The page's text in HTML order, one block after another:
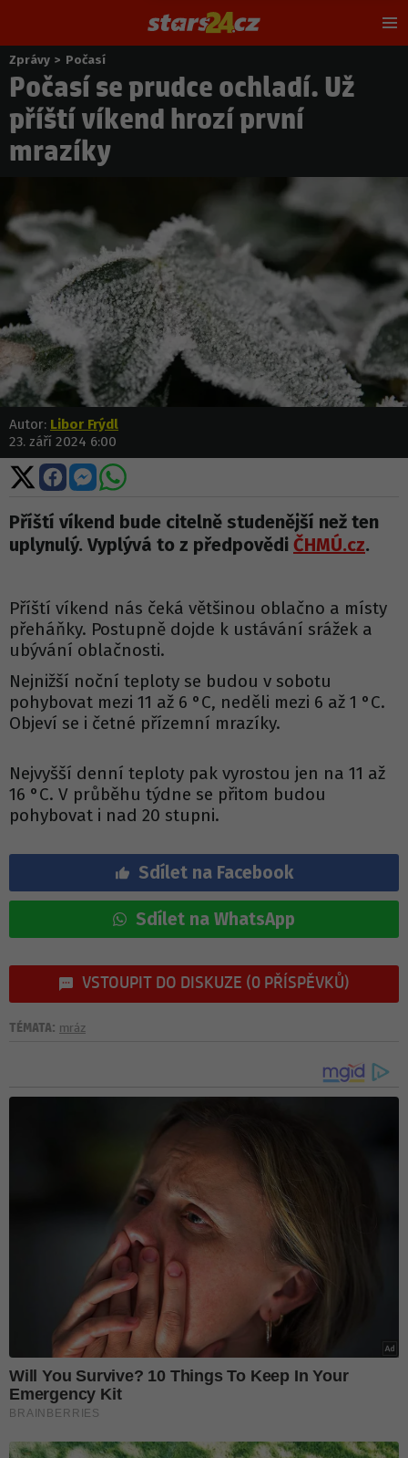
Nacházíte
se
zde:
Zprávy > Počasí
Počasí se prudce ochladí. Už
příští víkend hrozí první
mrazíky
Autor: Libor Frýdl
23. září 2024 6:00
Sdílet
na
X
Sdílet
na
Facebooku
Sdílet
na
Messengeru
Sdílet
WhatsApp
Příští víkend bude citelně studenější než ten
uplynulý. Vyplývá to z předpovědi ČHMÚ.cz.
Příští víkend nás čeká většinou oblačno a místy
přeháňky. Postupně dojde k ustávání srážek a
ubývání oblačnosti.
Nejnižší noční teploty se budou v sobotu
pohybovat mezi 11 až 6 °C, neděli mezi 6 až 1 °C.
Objeví se i četné přízemní mrazíky.
Nejvyšší denní teploty pak vyrostou jen na 11 až
16 °C. V průběhu týdne se přitom budou
pohybovat i nad 20 stupni.
Sdílet na Facebook
Sdílet na WhatsApp
VSTOUPIT DO DISKUZE (0 PŘÍSPĚVKŮ)
TÉMATA: mráz